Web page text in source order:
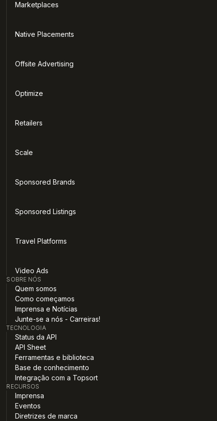
Marketplaces
Native Placements
Offsite Advertising
Optimize
Retailers
Scale
Sponsored Brands
Sponsored Listings
Travel Platforms
Video Ads
SOBRE NÓS
Quem somos
Como começamos
Imprensa e Notícias
Junte-se a nós - Carreiras!
TECNOLOGIA
Status da API
API Sheet
Ferramentas e biblioteca
Base de conhecimento
Integração com a Topsort
RECURSOS
Imprensa
Eventos
Diretrizes de marca